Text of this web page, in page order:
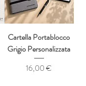
Cartella Portablocco
Grigio Personalizzata
Prezzo
16,00 €